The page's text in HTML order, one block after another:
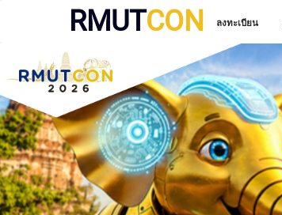
RMUTCON ลงทะเบียน